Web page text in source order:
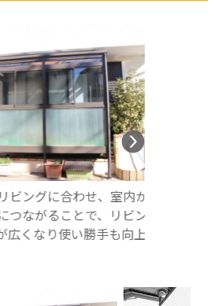
ビングに合わせ、室内か
つながることで、リビン
広くなり使い勝手も向上